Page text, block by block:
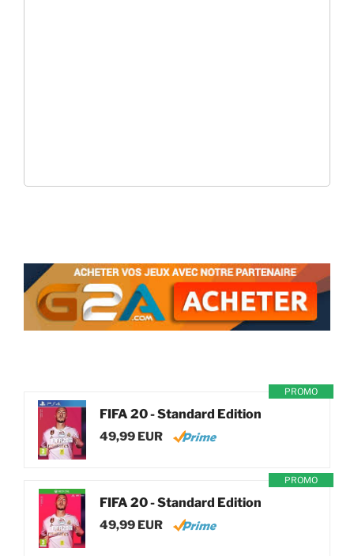
PROMO
FIFA 20 - Standard Edition
49,99 EUR
PROMO
FIFA 20 - Standard Edition
49,99 EUR